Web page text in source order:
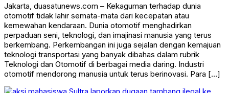
Jakarta, duasatunews.com – Kekaguman terhadap dunia
otomotif tidak lahir semata-mata dari kecepatan atau
kemewahan kendaraan. Dunia otomotif menghadirkan
perpaduan seni, teknologi, dan imajinasi manusia yang terus
berkembang. Perkembangan ini juga sejalan dengan kemajuan
teknologi transportasi yang banyak dibahas dalam rubrik
Teknologi dan Otomotif di berbagai media daring. Industri
otomotif mendorong manusia untuk terus berinovasi. Para […]